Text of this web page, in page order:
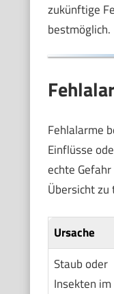
zukünftige
bestmöglich.
Fehlalarme
Einflüsse
echte
Übersicht
Ursache
Staub oder
Insekten